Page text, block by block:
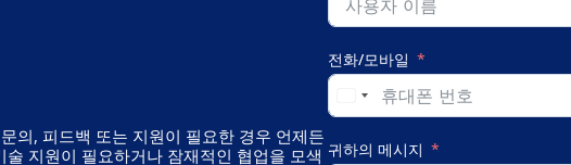
의, 피드백 또는 지원이 필요한 경우 언제든
지원이 필요하거나 잠재적인 협업을 모색
전화/모바일
귀하의 메시지